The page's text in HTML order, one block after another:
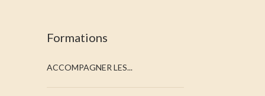
Formations
ACCOMPAGNER LES...